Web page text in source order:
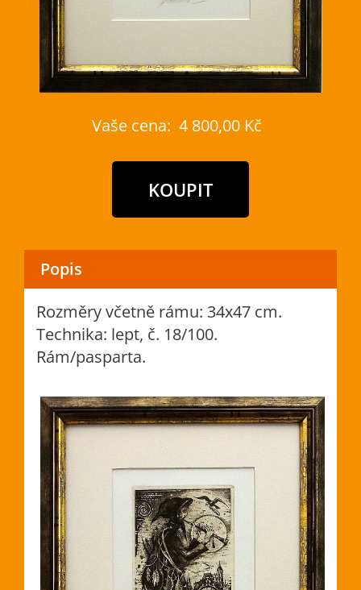
Vaše cena: 4 800,00 Kč
Popis
Rozměry včetně rámu: 34x47 cm.
Technika: lept, č. 18/100.
Rám/pasparta.